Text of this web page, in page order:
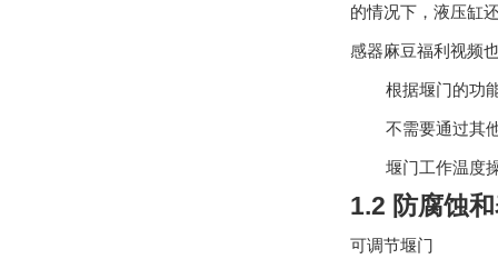
的情况下，液压缸
感器麻豆福利视频
根据堰门的功
不需要通过其
堰门工作温度
1.2 防腐蚀
可调节堰门